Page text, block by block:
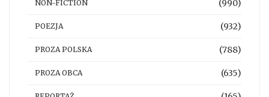
NON-FICTION (990)
POEZJA (932)
PROZA POLSKA (788)
PROZA OBCA (635)